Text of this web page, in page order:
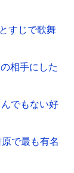
すじで歌舞
相手にした
でもない好
で最も有名